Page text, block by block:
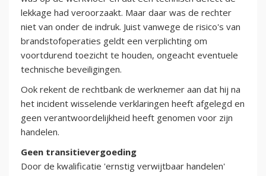
lekkage had veroorzaakt. Maar daar was de rechter
niet van onder de indruk. Juist vanwege de risico's van
brandstofoperaties geldt een verplichting om
voortdurend toezicht te houden, ongeacht eventuele
technische beveiligingen.
Ook rekent de rechtbank de werknemer aan dat hij na
het incident wisselende verklaringen heeft afgelegd en
geen verantwoordelijkheid heeft genomen voor zijn
handelen.
Geen transitievergoeding
Door de kwalificatie 'ernstig verwijtbaar handelen'